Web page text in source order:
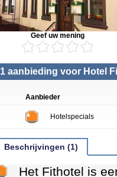
Geef uw mening
1 aanbieding voor Hotel
Aanbieder
Hotelspecials
Beschrijvingen (1)
Het Fithotel is